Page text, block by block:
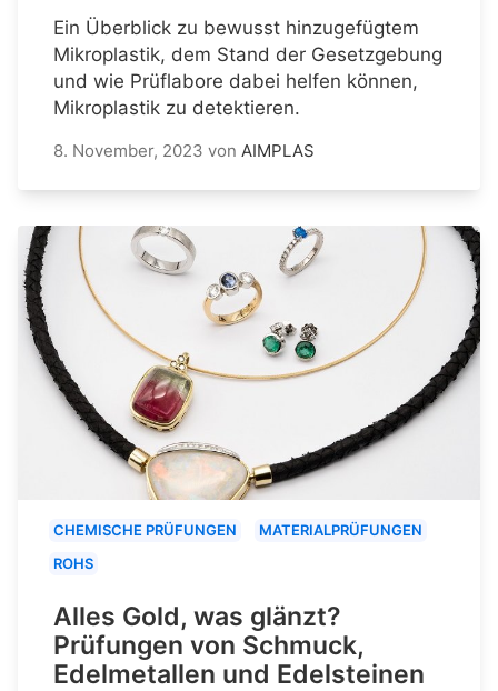
Ein Überblick zu bewusst hinzugefügtem
Mikroplastik, dem Stand der Gesetzgebung
und wie Prüflabore dabei helfen können,
Mikroplastik zu detektieren.
8. November, 2023 von AIMPLAS
CHEMISCHE PRÜFUNGEN
MATERIALPRÜFUNGEN
ROHS
Alles Gold, was glänzt?
Prüfungen von Schmuck,
Edelmetallen und Edelsteinen